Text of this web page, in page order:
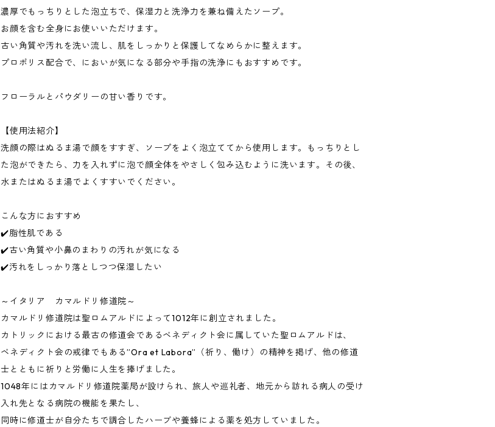
濃厚でもっちりとした泡立ちで、保湿力と洗浄力を兼ね備えたソープ。
お顔を含む全身にお使いいただけます。
古い角質や汚れを洗い流し、肌をしっかりと保護してなめらかに整えます。
プロポリス配合で、においが気になる部分や手指の洗浄にもおすすめです。
フローラルとパウダリーの甘い香りです。
【使用法紹介】
洗顔の際はぬるま湯で顔をすすぎ、ソープをよく泡立ててから使用します。もっちりとし
た泡ができたら、力を入れずに泡で顔全体をやさしく包み込むように洗います。その後、
水またはぬるま湯でよくすすいでください。
こんな方におすすめ
✔️脂性肌である
✔️古い角質や小鼻のまわりの汚れが気になる
✔️汚れをしっかり落としつつ保湿したい
～イタリア カマルドリ修道院～
カマルドリ修道院は聖ロムアルドによって1012年に創立されました。
カトリックにおける最古の修道会であるベネディクト会に属していた聖ロムアルドは、
ベネディクト会の戒律でもある”Ora et Labora”（祈り、働け）の精神を掲げ、他の修道
士とともに祈りと労働に人生を捧げました。
1048年にはカマルドリ修道院薬局が設けられ、旅人や巡礼者、地元から訪れる病人の受け
入れ先となる病院の機能を果たし、
同時に修道士が自分たちで調合したハーブや養蜂による薬を処方していました。